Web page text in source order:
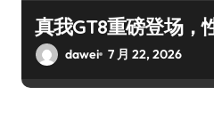
真我GT8重磅登场，
dawei 7 月 22, 2026